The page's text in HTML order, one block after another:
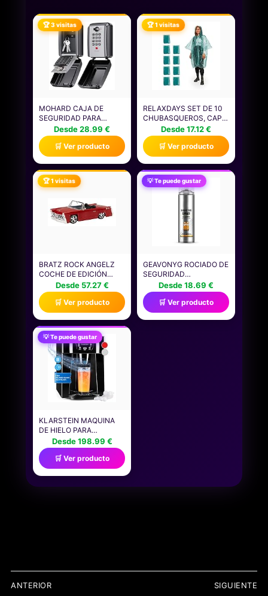
🏆 3 visitas
MOHARD CAJA DE
SEGURIDAD PARA
LLAVES, CAJA LLAVES
PARED CON
COMBINACIÓN 12
DÍGITOS, GRAN
CAPACIDAD &
IMPERMEABLE CAJA
FUERTE LLAVES
RESTTABLE PARA
HOGAR GARAJE
ESCUELA OFICINA
Desde 28.99 €
🛒 Ver producto
🏆 1 visitas
RELAXDAYS SET DE 10
CHUBASQUEROS, CAPA
LLUVIA CAPUCHA,
PONCHO IMPERMEABLE
DESECHABLE, HOMBRE
Y MUJER, PE, VERDE
Desde 17.12 €
🛒 Ver producto
🏆 1 visitas
BRATZ ROCK ANGELZ
COCHE DE EDICIÓN
ESPECIAL DE 20 AÑOS -
COCHE CONVERTIBLE
CON PUERTAS,
MALETERO, LUCES,
CINTURONES DE
SEGURIDAD Y VOLANTE
- PARA 2 MUÑECAS DE
MODA -
COLECCIONABLE -
EDAD: 7+ AÑOS
Desde 57.27 €
🛒 Ver producto
💡 Te puede gustar
GEAVONYG ROCIADO DE
SEGURIDAD
REFLECTANTE
VISIBILIDAD ADECUADO
PARA CONDICIONES
NIEBLA Y LLUVIA
FÓRMULAS
Desde 18.69 €
🛒 Ver producto
💡 Te puede gustar
KLARSTEIN MAQUINA
DE HIELO PARA
ENCIMERA, MAQUINA
HACER CUBITOS DE
HIELO DOMESTICA,
PRODUCCIÓN 12 KG.,
DEPÓSITO AGUA
CAPACIDAD 2 L.
Desde 198.99 €
🛒 Ver producto
NAVEGACIÓN
ANTERIOR SIGUIENTE